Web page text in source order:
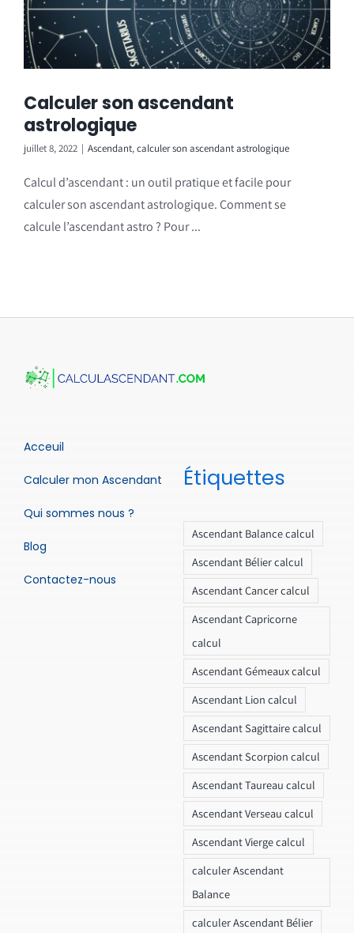
Calculer son ascendant
astrologique
juillet 8, 2022 | Ascendant,calculer son ascendant astrologique
Calcul d’ascendant : un outil pratique et facile pour
calculer son ascendant astrologique. Comment se
calcule l’ascendant astro ? Pour ...
Acceuil
Calculer mon Ascendant
Qui sommes nous ?
Blog
Contactez-nous
Étiquettes
Ascendant Balance calcul
Ascendant Bélier calcul
Ascendant Cancer calcul
Ascendant Capricorne
calcul
Ascendant Gémeaux calcul
Ascendant Lion calcul
Ascendant Sagittaire calcul
Ascendant Scorpion calcul
Ascendant Taureau calcul
Ascendant Verseau calcul
Ascendant Vierge calcul
calculer Ascendant
Balance
calculer Ascendant Bélier